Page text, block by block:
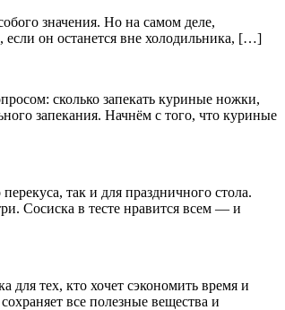
значения. Но на самом деле,
если он останется вне холодильника, […]
сколько запекать куриные ножки,
запекания. Начнём с того, что куриные
так и для праздничного стола.
Сосиска в тесте нравится всем — и
для тех, кто хочет сэкономить время и
все полезные вещества и